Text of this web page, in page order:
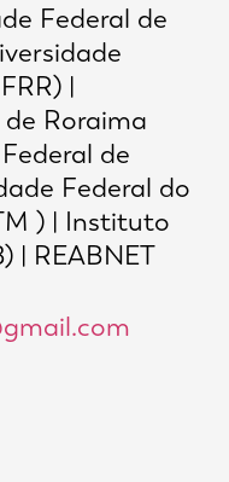
Federal de
|
Roraima
de
Federal do
) | Instituto
| REABNET